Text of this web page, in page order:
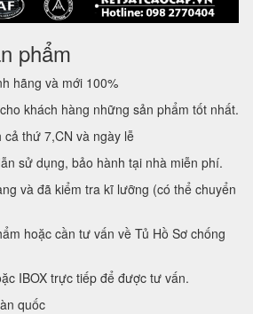
phẩm
hãng và mới 100%
khách hàng những sản phẩm tốt nhất.
thứ 7,CN và ngày lễ
sử dụng, bảo hành tại nhà miễn phí.
và đã kiểm tra kĩ lưỡng (có thể chuyển
hoặc cần tư vấn về Tủ Hồ Sơ chống
IBOX trực tiếp để được tư vấn.
quốc